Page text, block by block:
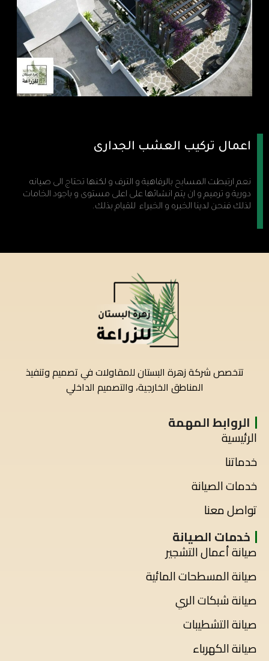
اعمال تركيب العشب الجدارى
نعم ارتبطت المسابح بالرفاهية و الترف و لكنها تحتاج الى صيانه
دورية و ترميم و ان يتم انشائها على اعلى مستوى و باجود الخامات
لذلك فنحن لدينا الخبره و الخبراء للقيام بذلك.
تتخصص شركة زهرة البستان للمقاولات في تصميم وتنفيذ
المناطق الخارجية، والتصميم الداخلي
الروابط المهمة
الرئيسية
خدماتنا
خدمات الصيانة
تواصل معنا
خدمات الصيانة
صيانة أعمال التشجير
صيانة المسطحات المائية
صيانة شبكات الري
صيانة التشطيبات
صيانة الكهرباء